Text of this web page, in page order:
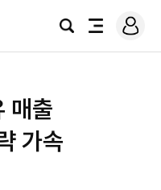
검
전
로
그
매출
가속